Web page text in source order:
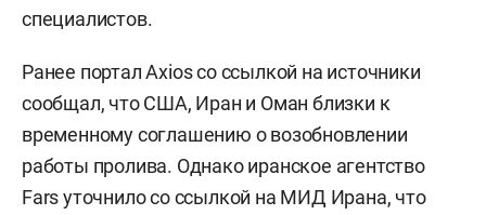
специалистов.
Ранее портал Axios со ссылкой на источники
сообщал, что США, Иран и Оман близки к
временному соглашению о возобновлении
работы пролива. Однако иранское агентство
Fars уточнило со ссылкой на МИД Ирана, что